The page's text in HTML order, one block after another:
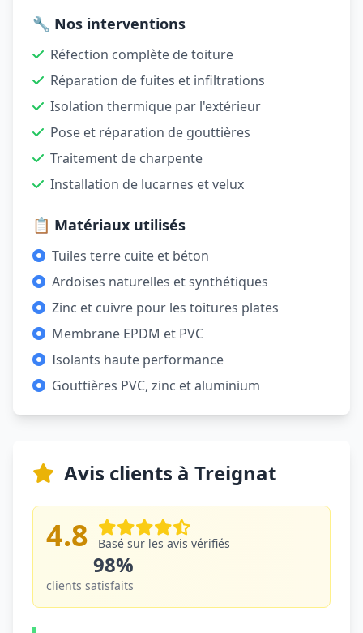
🔧 Nos interventions
Réfection complète de toiture
Réparation de fuites et infiltrations
Isolation thermique par l'extérieur
Pose et réparation de gouttières
Traitement de charpente
Installation de lucarnes et velux
📋 Matériaux utilisés
Tuiles terre cuite et béton
Ardoises naturelles et synthétiques
Zinc et cuivre pour les toitures plates
Membrane EPDM et PVC
Isolants haute performance
Gouttières PVC, zinc et aluminium
Avis clients à Treignat
4.8 Basé sur les avis vérifiés
98%
clients satisfaits